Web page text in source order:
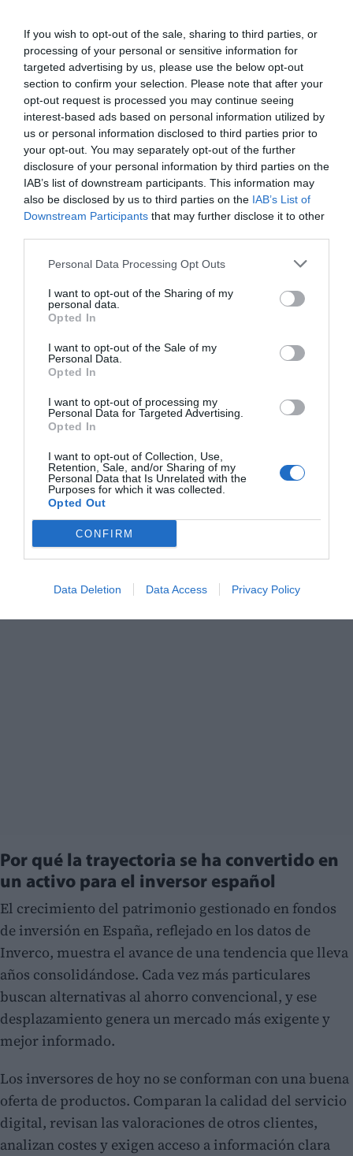
If you wish to opt-out of the sale, sharing to third parties, or
processing of your personal or sensitive information for
targeted advertising by us, please use the below opt-out
section to confirm your selection. Please note that after your
opt-out request is processed you may continue seeing
interest-based ads based on personal information utilized by
us or personal information disclosed to third parties prior to
your opt-out. You may separately opt-out of the further
disclosure of your personal information by third parties on the
IAB’s list of downstream participants. This information may
also be disclosed by us to third parties on the IAB’s List of
Downstream Participants that may further disclose it to other
Personal Data Processing Opt Outs
I want to opt-out of the Sharing of my
personal data.
Opted In
I want to opt-out of the Sale of my
Personal Data.
Opted In
I want to opt-out of processing my
Personal Data for Targeted Advertising.
Opted In
I want to opt-out of Collection, Use,
Retention, Sale, and/or Sharing of my
Personal Data that Is Unrelated with the
Purposes for which it was collected.
Opted Out
CONFIRM
Data Deletion Data Access Privacy Policy
decisión valoran especialmente el acceso a
información detallada sobre gastos, condiciones y
características de los productos disponibles. La
transparencia en este punto no es solo un requisito
regulatorio, sino un factor que influye directamente
en la relación con el inversor.
El modelo de asesoramiento deSelf Bankpone a
disposición de los clientes banqueros remotos
cualificados sin obligar a nadie a utilizarlos, comentan
hacen sin interferencias; quienes necesitan
orientación la tienen disponible. Esta flexibilidad
responde a dos perfiles de inversor que conviven en la
Por qué la trayectoria se ha convertido en
un activo para el inversor español
El crecimiento del patrimonio gestionado en fondos
de inversión en España, reflejado en los datos de
Inverco, muestra el avance de una tendencia que lleva
años consolidándose. Cada vez más particulares
buscan alternativas al ahorro convencional, y ese
desplazamiento genera un mercado más exigente y
mejor informado.
Los inversores de hoy no se conforman con una buena
oferta de productos. Comparan la calidad del servicio
digital, revisan las valoraciones de otros clientes,
analizan costes y exigen acceso a información clara